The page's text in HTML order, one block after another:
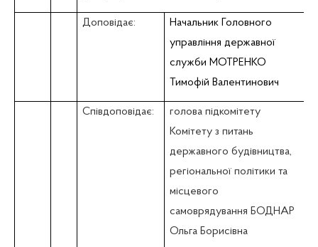
Доповідає:
Начальник Головного
управління державної
служби МОТРЕНКО
Тимофій Валентинович
Співдоповідає:
голова підкомітету
Комітету з питань
державного будівництва,
регіональної політики та
місцевого
самоврядування БОДНАР
Ольга Борисівна